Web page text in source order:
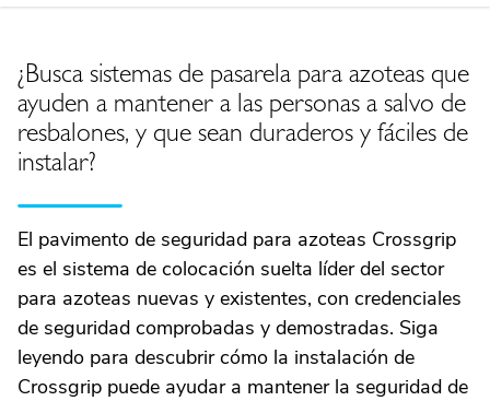
¿Busca sistemas de pasarela para azoteas que
ayuden a mantener a las personas a salvo de
resbalones, y que sean duraderos y fáciles de
instalar?
El pavimento de seguridad para azoteas Crossgrip
es el sistema de colocación suelta líder del sector
para azoteas nuevas y existentes, con credenciales
de seguridad comprobadas y demostradas. Siga
leyendo para descubrir cómo la instalación de
Crossgrip puede ayudar a mantener la seguridad de